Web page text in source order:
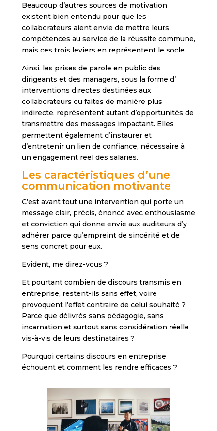
Beaucoup d’autres sources de motivation
existent bien entendu pour que les
collaborateurs aient envie de mettre leurs
compétences au service de la réussite commune,
mais ces trois leviers en représentent le socle.
Ainsi, les prises de parole en public des
dirigeants et des managers, sous la forme d’
interventions directes destinées aux
collaborateurs ou faites de manière plus
indirecte, représentent autant d’opportunités de
transmettre des messages impactant. Elles
permettent également d’instaurer et
d’entretenir un lien de confiance, nécessaire à
un engagement réel des salariés.
Les caractéristiques d’une
communication motivante
C’est avant tout une intervention qui porte un
message clair, précis, énoncé avec enthousiasme
et conviction qui donne envie aux auditeurs d’y
adhérer parce qu’empreint de sincérité et de
sens concret pour eux.
Evident, me direz-vous ?
Et pourtant combien de discours transmis en
entreprise, restent-ils sans effet, voire
provoquent l’effet contraire de celui souhaité ?
Parce que délivrés sans pédagogie, sans
incarnation et surtout sans considération réelle
vis-à-vis de leurs destinataires ?
Pourquoi certains discours en entreprise
échouent et comment les rendre efficaces ?